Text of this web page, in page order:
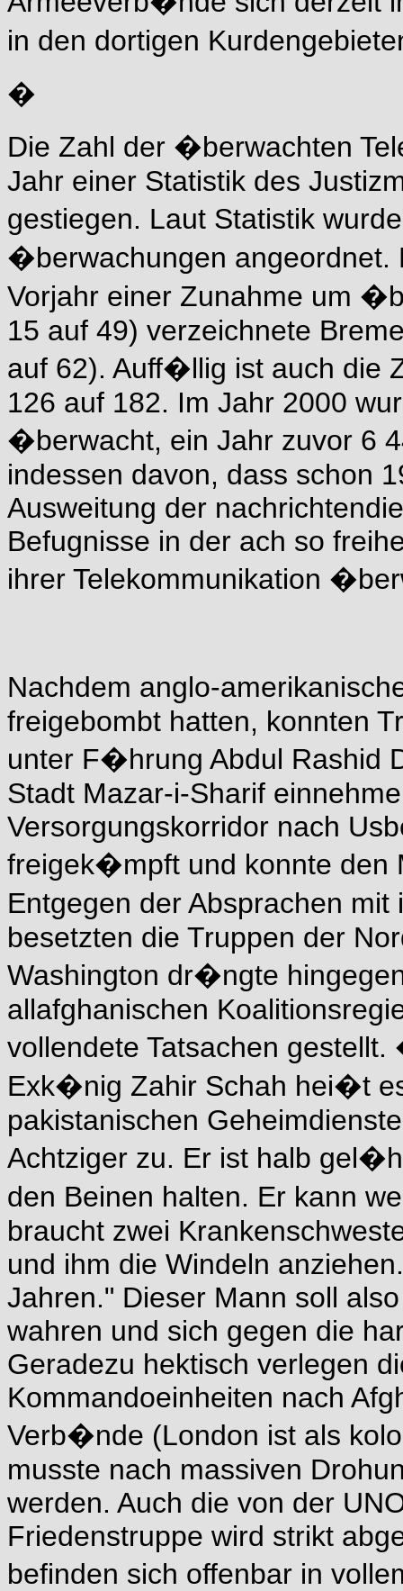
in den dortigen
�
Die Zahl der �berwachten
Jahr einer Statistik des
gestiegen. Laut Statistik
�berwachungen
Vorjahr einer Zunahme um
15 auf 49) verzeichnete
auf 62). Auff�llig ist auch die
126 auf 182. Im Jahr 2000
�berwacht, ein Jahr zuvor 6
indessen davon, dass schon
Ausweitung der
Befugnisse in der ach so
ihrer Telekommunikation
Nachdem anglo-
freigebombt hatten, konnten
unter F�hrung Abdul Rashid
Stadt Mazar-i-Sharif
Versorgungskorridor nach
freigek�mpft und konnte den
Entgegen der Absprachen
besetzten die Truppen der
Washington dr�ngte
allafghanischen
vollendete Tatsachen
Exk�nig Zahir Schah hei�t
pakistanischen
Achtziger zu. Er ist halb
den Beinen halten. Er kann
braucht zwei
und ihm die Windeln
Jahren." Dieser Mann soll
wahren und sich gegen die
Geradezu hektisch verlegen
Kommandoeinheiten nach
Verb�nde (London ist als
musste nach massiven
werden. Auch die von der
Friedenstruppe wird strikt
befinden sich offenbar in